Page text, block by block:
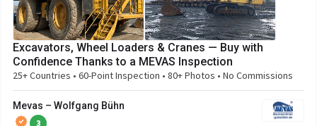
Excavators, Wheel Loaders & Cranes — Buy with
Confidence Thanks to a MEVAS Inspection
25+ Countries • 60-Point Inspection • 80+ Photos • No Commissions
Mevas – Wolfgang Bühn
3